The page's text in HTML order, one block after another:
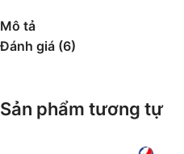
Mô tả
Đánh giá (6)
Sản phẩm tương tự